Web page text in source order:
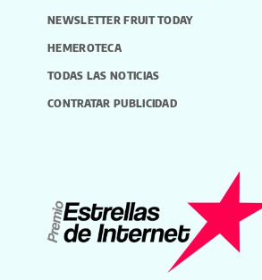
NEWSLETTER FRUIT TODAY
HEMEROTECA
TODAS LAS NOTICIAS
CONTRATAR PUBLICIDAD